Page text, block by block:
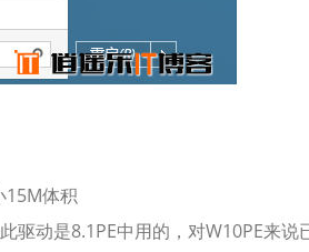
15M体积
驱动是8.1PE中用的，对W10PE来